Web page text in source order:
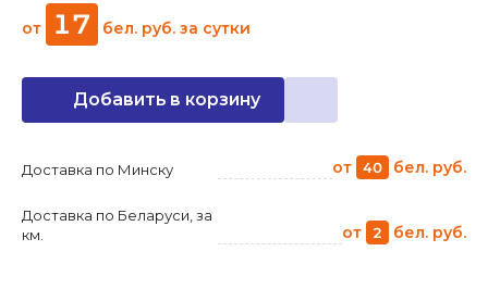
от 17 бел. руб. за сутки
Добавить в корзину
Доставка по Минску от 40 бел. руб.
Доставка по Беларуси, за
км.
от 2 бел. руб.